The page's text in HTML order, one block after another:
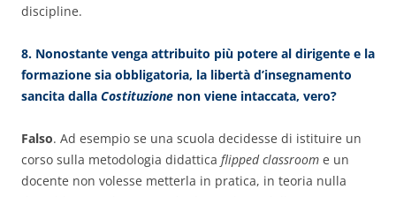
discipline.
8. Nonostante venga attribuito più potere al dirigente e la
formazione sia obbligatoria, la libertà d’insegnamento
sancita dalla Costituzione non viene intaccata, vero?
Falso. Ad esempio se una scuola decidesse di istituire un
corso sulla metodologia didattica flipped classroom e un
docente non volesse metterla in pratica, in teoria nulla